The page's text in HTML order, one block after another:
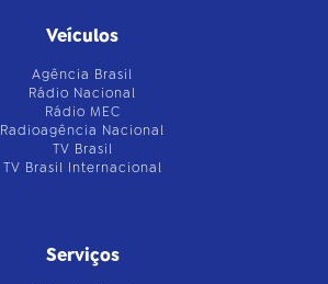
Veículos
Agência Brasil
Rádio Nacional
Rádio MEC
Radioagência Nacional
TV Brasil
TV Brasil Internacional
Serviços